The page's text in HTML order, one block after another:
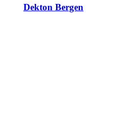
Dekton Bergen